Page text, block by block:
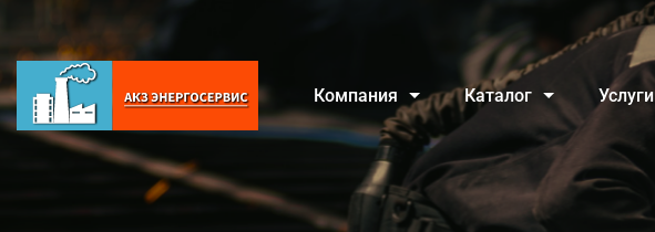
Компания Каталог Услуги